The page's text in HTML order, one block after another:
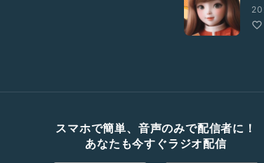
スマホで簡単、音声のみで配信者に！
あなたも今すぐラジオ配信